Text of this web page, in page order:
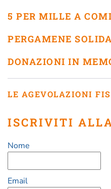
5 PER MILLE A
PERGAMENE
DONAZIONI IN
LE AGEVOLAZIONI
ISCRIVITI
Nome
Email